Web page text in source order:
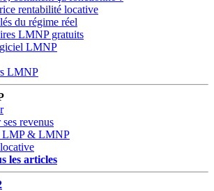
rentabilité locative
du régime réel
LMNP gratuits
LMNP
LMNP
revenus
LMP & LMNP
les articles